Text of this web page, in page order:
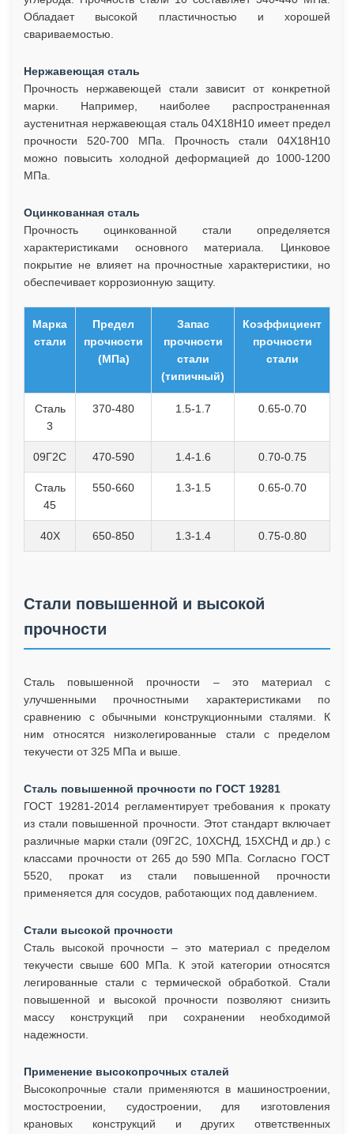
Обладает высокой пластичностью и хорошей
свариваемостью.
Нержавеющая сталь
Прочность нержавеющей стали зависит от конкретной
марки. Например, наиболее распространенная
аустенитная нержавеющая сталь 04Х18Н10 имеет предел
прочности 520-700 МПа. Прочность стали 04Х18Н10
можно повысить холодной деформацией до 1000-1200
МПа.
Оцинкованная сталь
Прочность оцинкованной стали определяется
характеристиками основного материала. Цинковое
покрытие не влияет на прочностные характеристики, но
обеспечивает коррозионную защиту.
Марка
стали
Предел
прочности
(МПа)
Запас
прочности
стали
(типичный)
Коэффициент
прочности
стали
Сталь
3
370-480 1.5-1.7 0.65-0.70
09Г2С 470-590 1.4-1.6 0.70-0.75
Сталь
45
550-660 1.3-1.5 0.65-0.70
40Х 650-850 1.3-1.4 0.75-0.80
Стали повышенной и высокой
прочности
Сталь повышенной прочности – это материал с
улучшенными прочностными характеристиками по
сравнению с обычными конструкционными сталями. К
ним относятся низколегированные стали с пределом
текучести от 325 МПа и выше.
Сталь повышенной прочности по ГОСТ 19281
ГОСТ 19281-2014 регламентирует требования к прокату
из стали повышенной прочности. Этот стандарт включает
различные марки стали (09Г2С, 10ХСНД, 15ХСНД и др.) с
классами прочности от 265 до 590 МПа. Согласно ГОСТ
5520, прокат из стали повышенной прочности
применяется для сосудов, работающих под давлением.
Стали высокой прочности
Сталь высокой прочности – это материал с пределом
текучести свыше 600 МПа. К этой категории относятся
легированные стали с термической обработкой. Стали
повышенной и высокой прочности позволяют снизить
массу конструкций при сохранении необходимой
надежности.
Применение высокопрочных сталей
Высокопрочные стали применяются в машиностроении,
мостостроении, судостроении, для изготовления
крановых конструкций и других ответственных